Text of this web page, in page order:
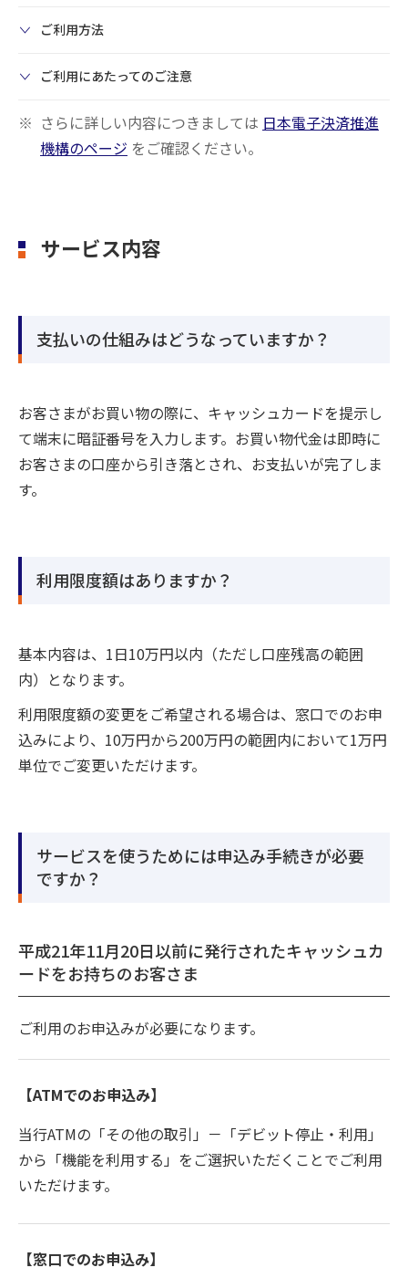
ご利用方法
ご利用にあたってのご注意
さらに詳しい内容につきましては 日本電子決済推進
機構のページ をご確認ください。
サービス内容
支払いの仕組みはどうなっていますか？
お客さまがお買い物の際に、キャッシュカードを提示し
て端末に暗証番号を入力します。お買い物代金は即時に
お客さまの口座から引き落とされ、お支払いが完了しま
す。
利用限度額はありますか？
基本内容は、1日10万円以内（ただし口座残高の範囲
内）となります。
利用限度額の変更をご希望される場合は、窓口でのお申
込みにより、10万円から200万円の範囲内において1万円
単位でご変更いただけます。
サービスを使うためには申込み手続きが必要
ですか？
平成21年11月20日以前に発行されたキャッシュカ
ードをお持ちのお客さま
ご利用のお申込みが必要になります。
【ATMでのお申込み】
当行ATMの「その他の取引」－「デビット停止・利用」
から「機能を利用する」をご選択いただくことでご利用
いただけます。
【窓口でのお申込み】